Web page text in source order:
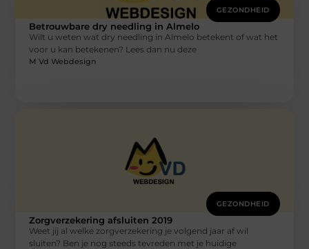
GEZONDHEID
Betrouwbare dry needling in Almelo
Wilt u weten wat dry needling in Almelo betekent of wat het
voor u kan betekenen? Lees dan nu deze
M Vd Webdesign
GEZONDHEID
Zorgverzekering afsluiten 2019
Weet jij al welke zorgverzekering je volgend jaar af wil
sluiten? Ben je nog steeds tevreden met je huidige